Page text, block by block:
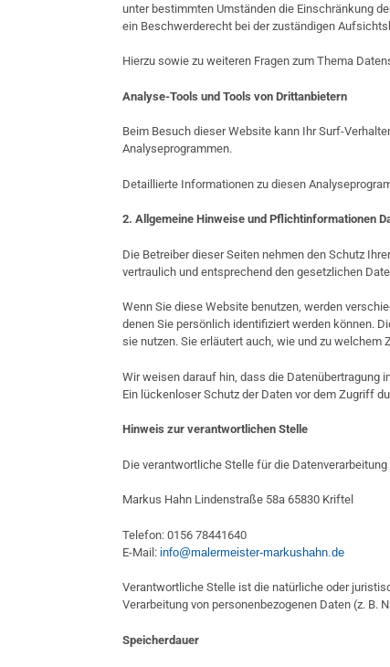
unter bestimmten Umständen die Einschränkung
ein Beschwerderecht bei der zuständigen
Hierzu sowie zu weiteren Fragen zum Thema
Analyse-Tools und Tools von Drittanbietern
Beim Besuch dieser Website kann Ihr Surf-
Analyseprogrammen.
Detaillierte Informationen zu diesen
2. Allgemeine Hinweise und Pflichtinformationen
Die Betreiber dieser Seiten nehmen den Schutz
vertraulich und entsprechend den gesetzlichen
Wenn Sie diese Website benutzen, werden
denen Sie persönlich identifiziert werden können.
sie nutzen. Sie erläutert auch, wie und zu welchem
Wir weisen darauf hin, dass die Datenübertragung
Ein lückenloser Schutz der Daten vor dem Zugriff
Hinweis zur verantwortlichen Stelle
Die verantwortliche Stelle für die
Markus Hahn Lindenstraße 58a 65830 Kriftel
Telefon: 0156 78441640
E-Mail: info@malermeister-markushahn.de
Verantwortliche Stelle ist die natürliche oder
Verarbeitung von personenbezogenen Daten (z. B.
Speicherdauer